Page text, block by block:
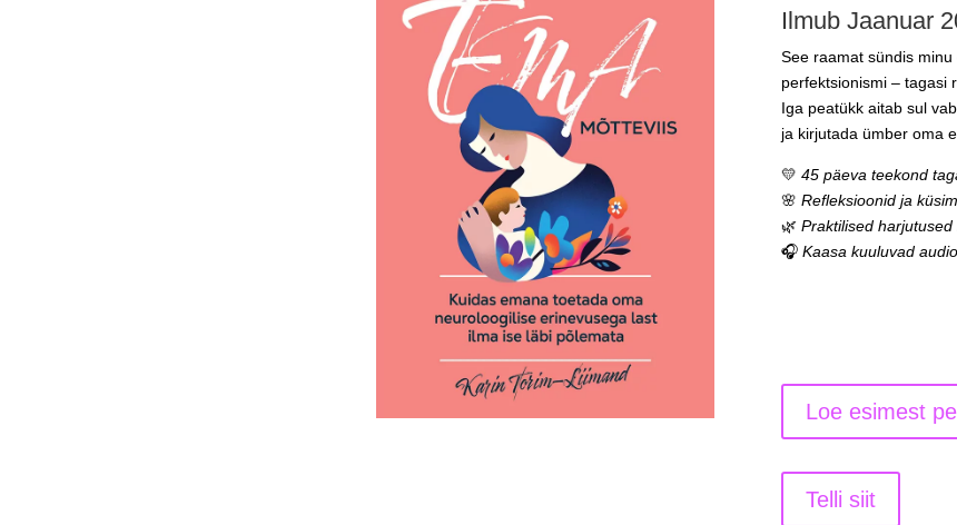
Ilmub Jaanuar
See raamat sündis
perfektsionismi – tagasi
Iga peatükk aitab sul
ja kirjutada ümber oma
💛 45 päeva teekond
🌸 Refleksioonid ja
🌿 Praktilised
🎧 Kaasa kuuluvad
Loe esimest
Telli siit